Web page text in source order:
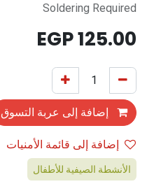
Soldering Required
125.00
إضافة إلى عربة التسوق
إضافة إلى قائمة الأمنيات
الأنشطة الصيفية للأطفال